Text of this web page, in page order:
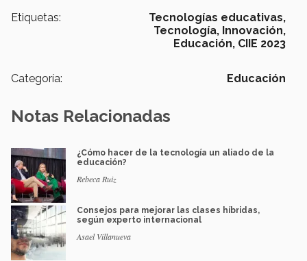
Etiquetas:
Tecnologías educativas,
Tecnología, Innovación,
Educación, CIIE 2023
Categoría: Educación
Notas Relacionadas
¿Cómo hacer de la tecnología un aliado de la
educación?
Rebeca Ruiz
Consejos para mejorar las clases híbridas,
según experto internacional
Asael Villanueva